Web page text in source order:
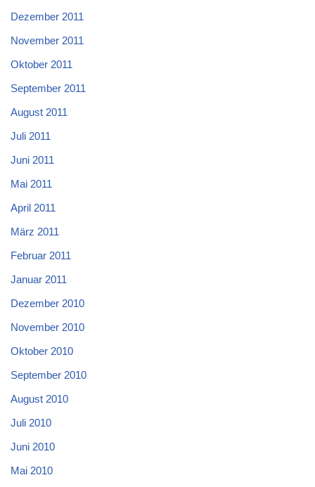
Dezember 2011
November 2011
Oktober 2011
September 2011
August 2011
Juli 2011
Juni 2011
Mai 2011
April 2011
März 2011
Februar 2011
Januar 2011
Dezember 2010
November 2010
Oktober 2010
September 2010
August 2010
Juli 2010
Juni 2010
Mai 2010